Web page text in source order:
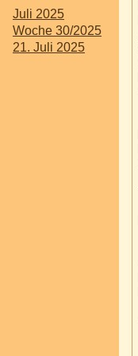
Juli 2025
Woche 30/2025
21. Juli 2025